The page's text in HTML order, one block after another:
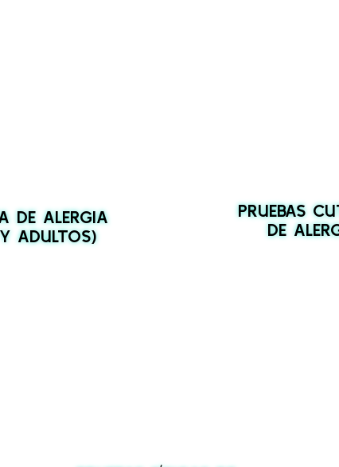
DE ALERGIA
ADULTOS)
PRUEBAS
DE